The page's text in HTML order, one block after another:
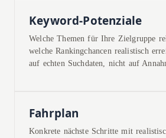
Keyword-Potenziale
Welche Themen für Ihre Zielgruppe
welche Rankingchancen realistisch
auf echten Suchdaten, nicht auf
Fahrplan
Konkrete nächste Schritte mit